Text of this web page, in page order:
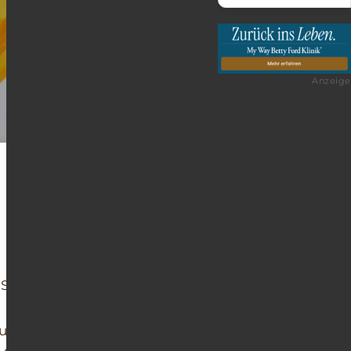
Anzeige
in eine Therapie
einmal entgiftet